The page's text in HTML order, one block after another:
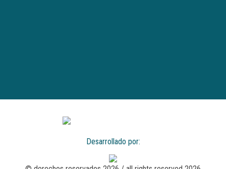
Desarrollado por: